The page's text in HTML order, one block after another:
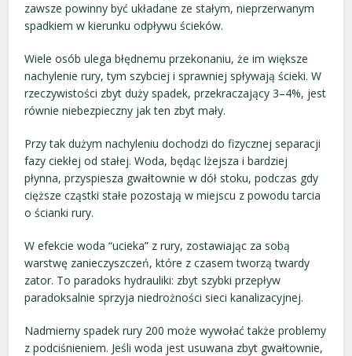
zawsze powinny być układane ze stałym, nieprzerwanym
spadkiem w kierunku odpływu ścieków.
Wiele osób ulega błędnemu przekonaniu, że im większe
nachylenie rury, tym szybciej i sprawniej spływają ścieki. W
rzeczywistości zbyt duży spadek, przekraczający 3–4%, jest
równie niebezpieczny jak ten zbyt mały.
Przy tak dużym nachyleniu dochodzi do fizycznej separacji
fazy ciekłej od stałej. Woda, będąc lżejsza i bardziej
płynna, przyspiesza gwałtownie w dół stoku, podczas gdy
cięższe cząstki stałe pozostają w miejscu z powodu tarcia
o ścianki rury.
W efekcie woda “ucieka” z rury, zostawiając za sobą
warstwę zanieczyszczeń, które z czasem tworzą twardy
zator. To paradoks hydrauliki: zbyt szybki przepływ
paradoksalnie sprzyja niedrożności sieci kanalizacyjnej.
Nadmierny spadek rury 200 może wywołać także problemy
z podciśnieniem. Jeśli woda jest usuwana zbyt gwałtownie,